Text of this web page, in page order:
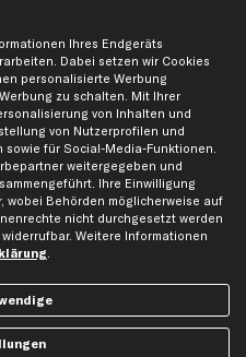
nur zu Vergleichszwecken und sind
von Namen, Warenzeichen oder
unserer Artikel. Die Angaben
gesamte Datenbank, dürfen nicht
Verbreitung der Daten und der
und/oder die Einbeziehung
Ihres Endgeräts
Dabei setzen wir Cookies
personalisierte Werbung
zu schalten. Mit Ihrer
von Inhalten und
von Nutzerprofilen und
sowie für Social-Media-Funktionen.
weitergegeben und
Ihre Einwilligung
wobei Behörden möglicherweise auf
nicht durchgesetzt werden
Weitere Informationen
.